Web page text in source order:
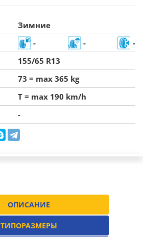
Зимние
- -
-
155/65 R13
73 = max 365 kg
T = max 190 km/h
-
ОПИСАНИЕ
ТИПОРАЗМЕРЫ